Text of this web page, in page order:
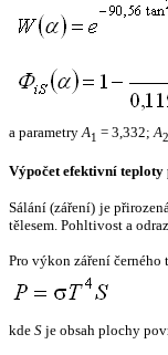
a parametryA1 = 3,332;A2
Výpočet efektivní
Sálání (záření) je
tělesem. Pohltivost a
Pro výkon záření černého
kde S je obsah plochy